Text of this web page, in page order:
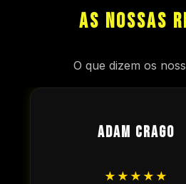
AS NOSSAS
O que dizem os
Adam crago
★★★★★